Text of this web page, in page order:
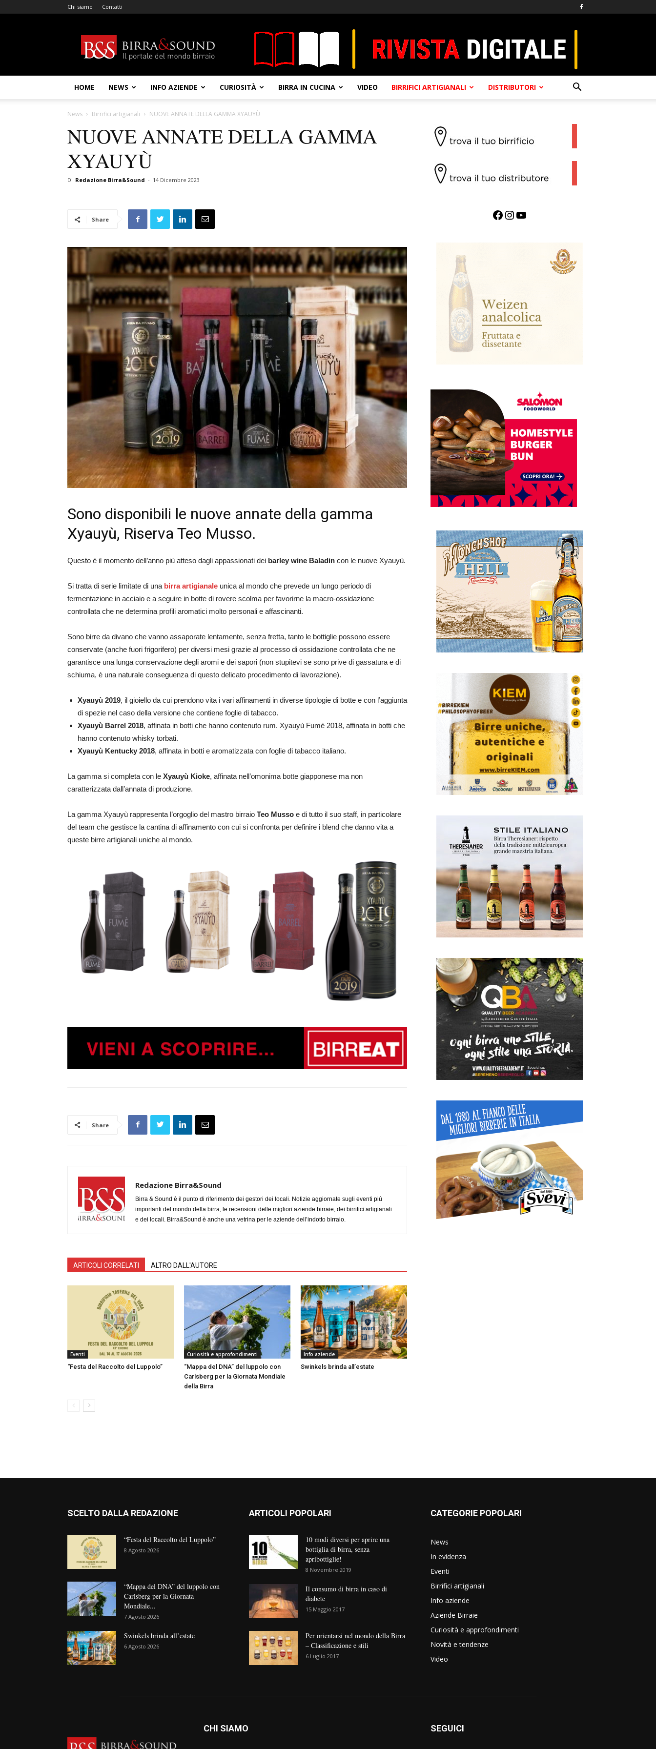
Chi siamo Contatti
&
Sound
HOME NEWS INFO AZIENDE CURIOSITÀ BIRRA IN CUCINA VIDEO BIRRIFICI ARTIGIANALI DISTRIBUTORI
News Birrifici artigianali NUOVE ANNATE DELLA GAMMA XYAUYÙ
NUOVE ANNATE DELLA GAMMA
XYAUYÙ
Di Redazione Birra&Sound - 14 Dicembre 2023
Share
Sono disponibili le nuove annate della gamma
Xyauyù, Riserva Teo Musso.
Questo è il momento dell’anno più atteso dagli appassionati dei barley wine Baladin con le nuove Xyauyù.
Si tratta di serie limitate di una birra artigianale unica al mondo che prevede un lungo periodo di
fermentazione in acciaio e a seguire in botte di rovere scolma per favorirne la macro-ossidazione
controllata che ne determina profili aromatici molto personali e affascinanti.
Sono birre da divano che vanno assaporate lentamente, senza fretta, tanto le bottiglie possono essere
conservate (anche fuori frigorifero) per diversi mesi grazie al processo di ossidazione controllata che ne
garantisce una lunga conservazione degli aromi e dei sapori (non stupitevi se sono prive di gassatura e di
schiuma, è una naturale conseguenza di questo delicato procedimento di lavorazione).
Xyauyù 2019, il gioiello da cui prendono vita i vari affinamenti in diverse tipologie di botte e con l’aggiunta
di spezie nel caso della versione che contiene foglie di tabacco.
Xyauyù Barrel 2018, affinata in botti che hanno contenuto rum. Xyauyù Fumè 2018, affinata in botti che
hanno contenuto whisky torbati.
Xyauyù Kentucky 2018, affinata in botti e aromatizzata con foglie di tabacco italiano.
La gamma si completa con le Xyauyù Kioke, affinata nell’omonima botte giapponese ma non
caratterizzata dall’annata di produzione.
La gamma Xyauyù rappresenta l’orgoglio del mastro birraio Teo Musso e di tutto il suo staff, in particolare
del team che gestisce la cantina di affinamento con cui si confronta per definire i blend che danno vita a
queste birre artigianali uniche al mondo.
Share
Redazione Birra&Sound
Birra & Sound è il punto di riferimento dei gestori dei locali. Notizie aggiornate sugli eventi più
importanti del mondo della birra, le recensioni delle migliori aziende birraie, dei birrifici artigianali
e dei locali. Birra&Sound è anche una vetrina per le aziende dell’indotto birraio.
ARTICOLI CORRELATI ALTRO DALL'AUTORE
Eventi
“Festa del Raccolto del Luppolo”
Curiosità e approfondimenti
“Mappa del DNA” del luppolo con
Carlsberg per la Giornata Mondiale
della Birra
Info aziende
Swinkels brinda all’estate
Facebook InstagramYouTube
SCELTO DALLA REDAZIONE
“Festa del Raccolto del Luppolo”
8 Agosto 2026
“Mappa del DNA” del luppolo con
Carlsberg per la Giornata
Mondiale...
7 Agosto 2026
Swinkels brinda all’estate
6 Agosto 2026
ARTICOLI POPOLARI
10 modi diversi per aprire una
bottiglia di birra, senza
apribottiglie!
8 Novembre 2019
Il consumo di birra in caso di
diabete
15 Maggio 2017
Per orientarsi nel mondo della Birra
– Classificazione e stili
6 Luglio 2017
CATEGORIE POPOLARI
News
In evidenza
Eventi
Birrifici artigianali
Info aziende
Aziende Birraie
Curiosità e approfondimenti
Novità e tendenze
Video
CHI SIAMO SEGUICI